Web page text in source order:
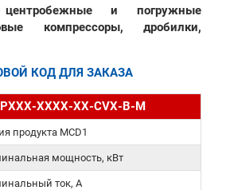
и погружные
компрессоры, дробилки,
КОД ДЛЯ ЗАКАЗА
XXXX-XX-CVX-B-M
продукта MCD1
мощность, кВт
ток, А